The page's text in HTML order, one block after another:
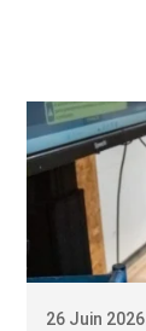
26 Juin 2026